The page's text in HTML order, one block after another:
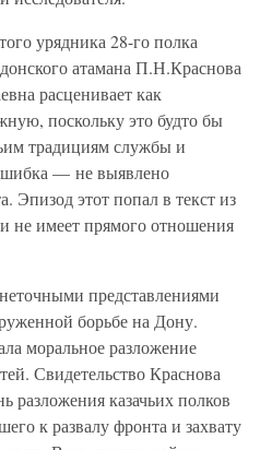
урядника 28-го полка
атамана П.Н.Краснова
расценивает как
поскольку это будто бы
традициям службы и
— не выявлено
Эпизод этот попал в текст из
не имеет прямого отношения
представлениями
борьбе на Дону.
моральное разложение
Свидетельство Краснова
разложения казачьих полков
к развалу фронта и захвату